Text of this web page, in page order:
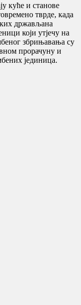
куће и станове
тврде, када
држављана
који утјечу на
збрињавања су
прорачуну и
јединица.